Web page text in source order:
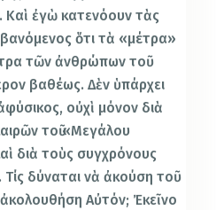
ἐγὼ κατενόουν τὰς
ὅτι τὰ «μέτρα»
τῶν ἀνθρώπων τοῦ
βαθέως. Δὲν ὑπάρχει
οὐχὶ μόνον διὰ
τοῦ «Μεγάλου
διὰ τοὺς συγχρόνους
δύναται νὰ ἀκούση τοῦ
ἀκολουθήση Αὐτόν; Ἐκεῖνο